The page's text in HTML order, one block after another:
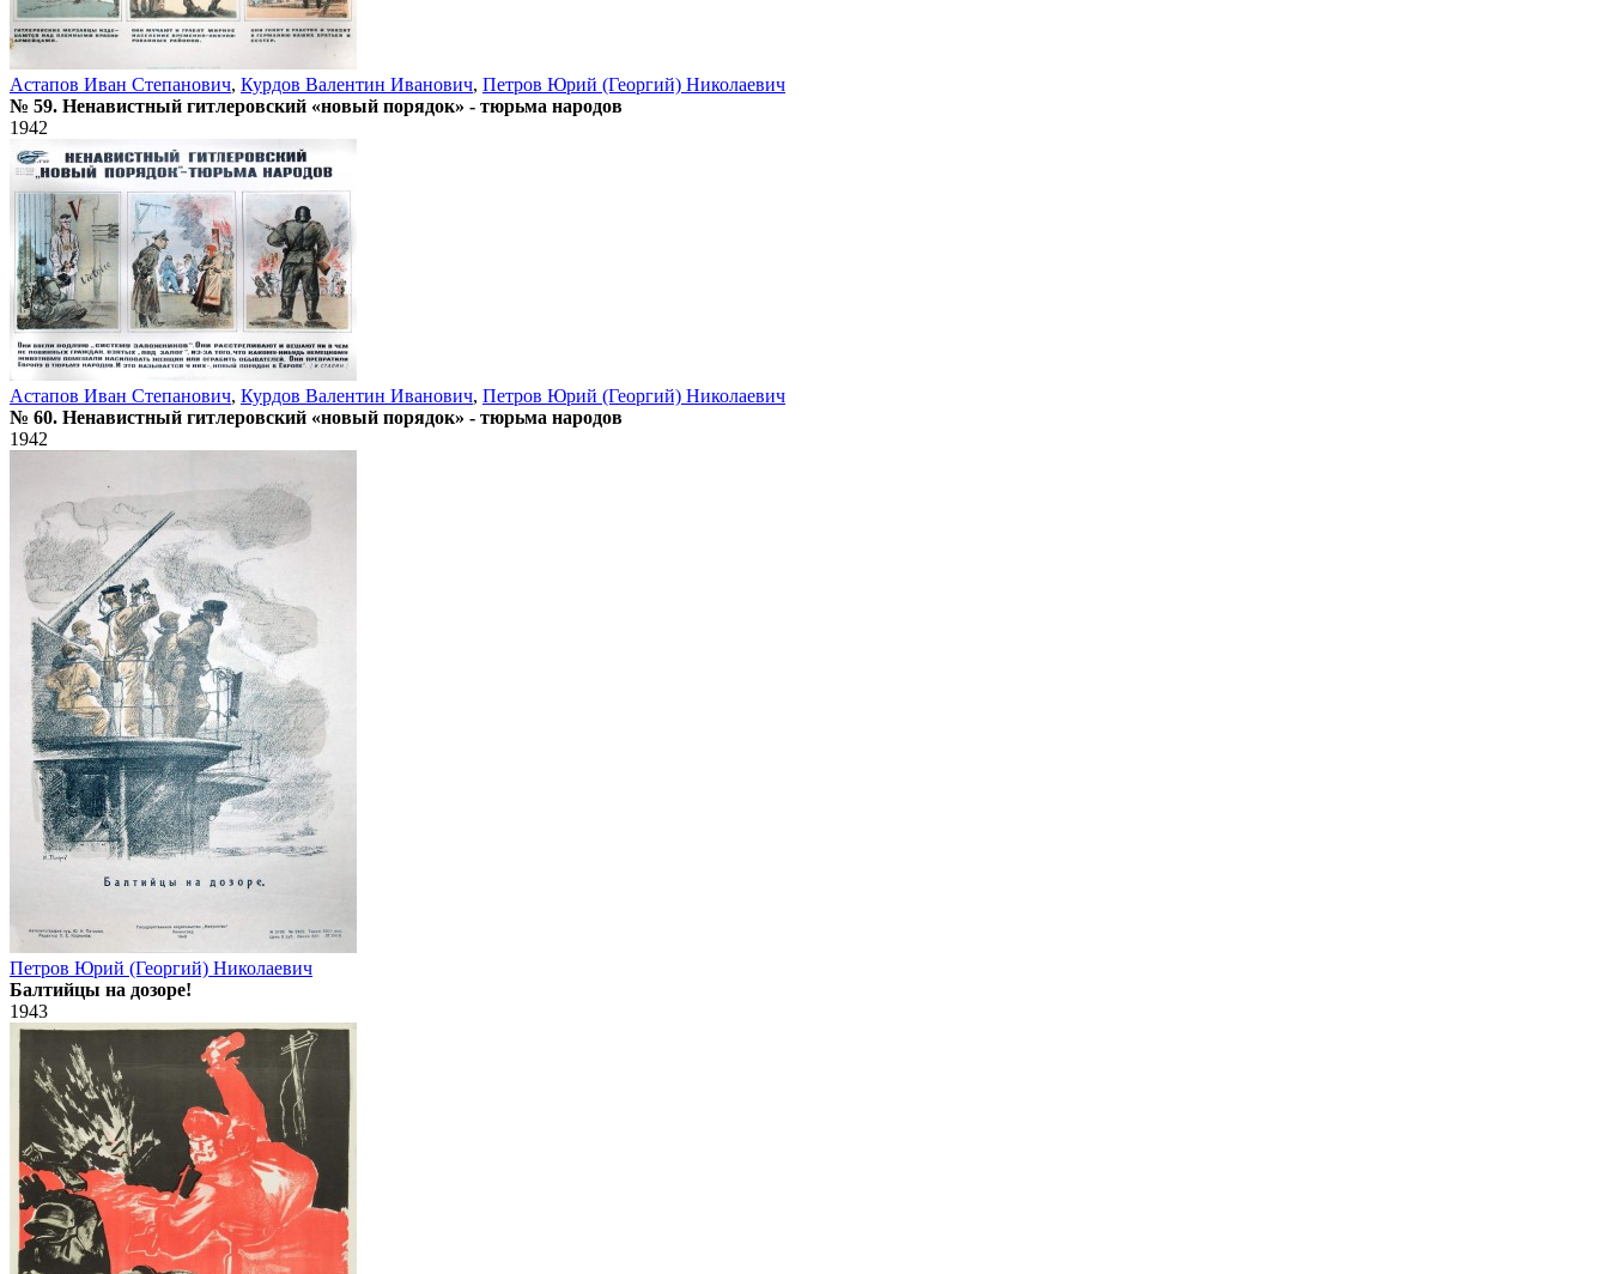
Астапов Иван Степанович, Курдов Валентин Иванович, Петров Юрий (Георгий) Николаевич
№ 59. Ненавистный гитлеровский «новый порядок» - тюрьма народов
1942
Астапов Иван Степанович, Курдов Валентин Иванович, Петров Юрий (Георгий) Николаевич
№ 60. Ненавистный гитлеровский «новый порядок» - тюрьма народов
1942
Петров Юрий (Георгий) Николаевич
Балтийцы на дозоре!
1943